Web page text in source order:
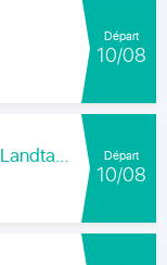
Départ
10/08
Preis des Ak Landwirtschaft Der Csu-Landtagsfraktion Départ
10/08